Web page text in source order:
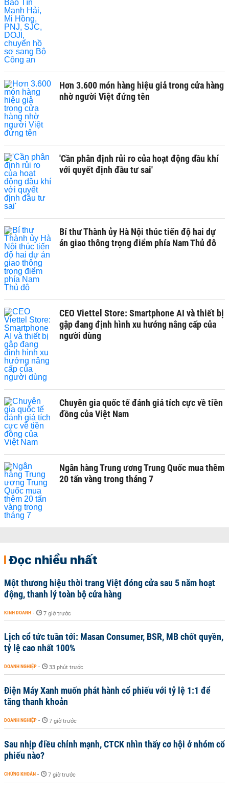
Hơn 3.600 món hàng hiệu giả trong cửa hàng
nhờ người Việt đứng tên
'Cần phân định rủi ro của hoạt động dầu khí
với quyết định đầu tư sai'
Bí thư Thành ủy Hà Nội thúc tiến độ hai dự
án giao thông trọng điểm phía Nam Thủ đô
CEO Viettel Store: Smartphone AI và thiết bị
gập đang định hình xu hướng nâng cấp của
người dùng
Chuyên gia quốc tế đánh giá tích cực về tiền
đồng của Việt Nam
Ngân hàng Trung ương Trung Quốc mua thêm
20 tấn vàng trong tháng 7
Đọc nhiều nhất
Một thương hiệu thời trang Việt đóng cửa sau 5 năm hoạt
động, thanh lý toàn bộ cửa hàng
KINH DOANH - 7 giờ trước
Lịch cổ tức tuần tới: Masan Consumer, BSR, MB chốt quyền,
tỷ lệ cao nhất 100%
DOANH NGHIỆP - 33 phút trước
Điện Máy Xanh muốn phát hành cổ phiếu với tỷ lệ 1:1 để
tăng thanh khoản
DOANH NGHIỆP - 7 giờ trước
Sau nhịp điều chỉnh mạnh, CTCK nhìn thấy cơ hội ở nhóm cổ
phiếu nào?
CHỨNG KHOÁN - 7 giờ trước